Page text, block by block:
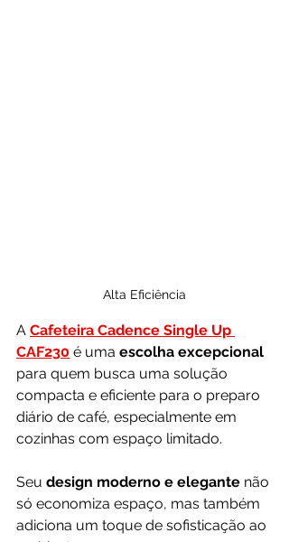
Alta Eficiência
A Cafeteira Cadence Single Up
CAF230 é uma escolha excepcional
para quem busca uma solução
compacta e eficiente para o preparo
diário de café, especialmente em
cozinhas com espaço limitado.
Seu design moderno e elegante não
só economiza espaço, mas também
adiciona um toque de sofisticação ao